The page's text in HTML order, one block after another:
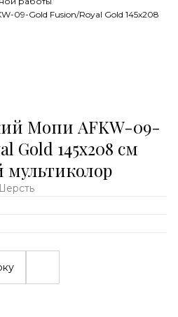
09-Gold Fusion/Royal Gold 145x208
Мопи AFKW-09-
Gold 145x208 см